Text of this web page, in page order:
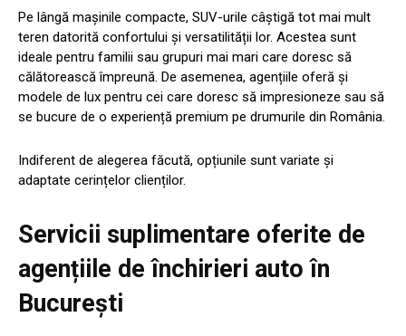
Pe lângă mașinile compacte, SUV-urile câștigă tot mai mult
teren datorită confortului și versatilității lor. Acestea sunt
ideale pentru familii sau grupuri mai mari care doresc să
călătorească împreună. De asemenea, agențiile oferă și
modele de lux pentru cei care doresc să impresioneze sau să
se bucure de o experiență premium pe drumurile din România.
Indiferent de alegerea făcută, opțiunile sunt variate și
adaptate cerințelor clienților.
Servicii suplimentare oferite de
agențiile de închirieri auto în
București